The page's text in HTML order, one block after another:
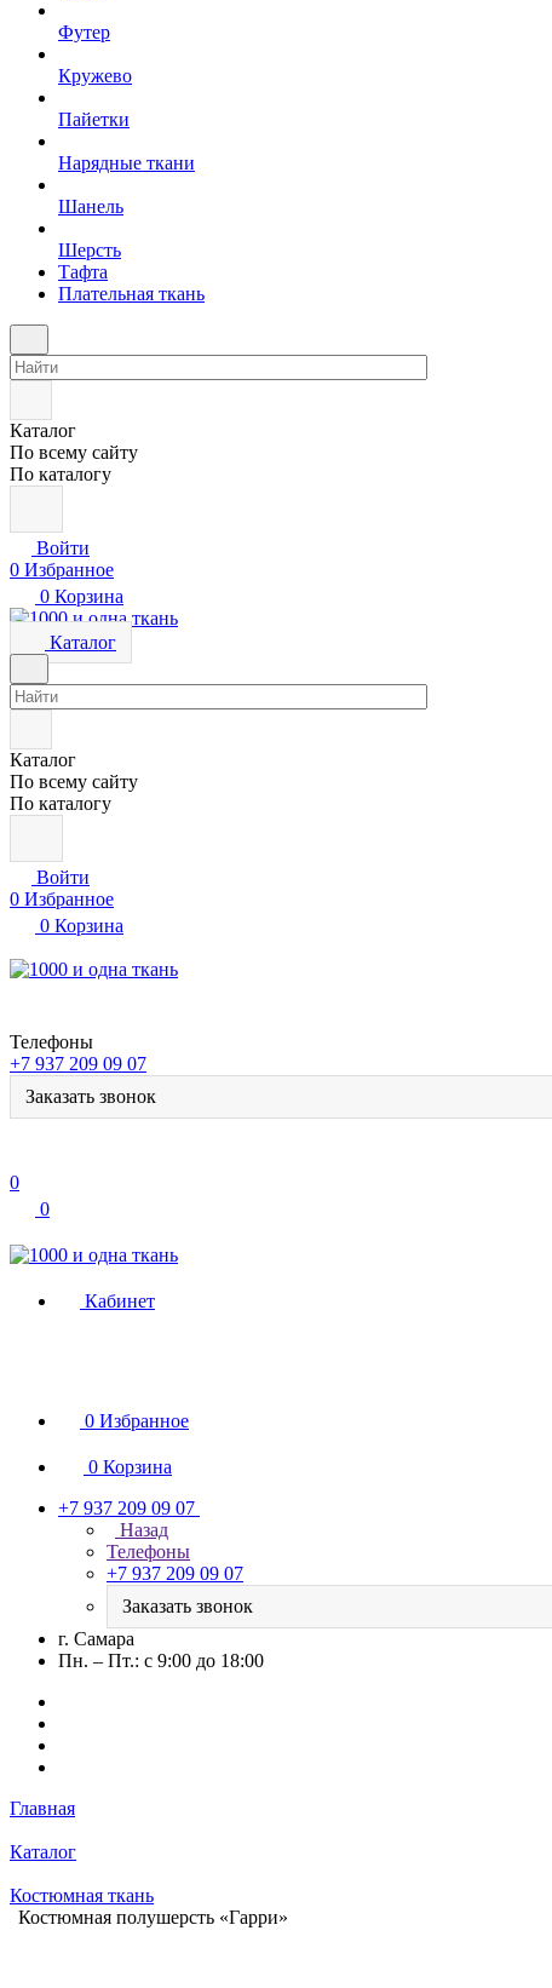
Футер
Кружево
Пайетки
Нарядные ткани
Шанель
Шерсть
Тафта
Плательная ткань
Каталог
По всему сайту
По каталогу
Войти
0 Избранное
0 Корзина
Каталог
Каталог
По всему сайту
По каталогу
Войти
0 Избранное
0 Корзина
Телефоны
+7 937 209 09 07
Заказать звонок
0
0
Кабинет
0 Избранное
0 Корзина
+7 937 209 09 07
Назад
Телефоны
+7 937 209 09 07
Заказать звонок
г. Самара
Пн. – Пт.: с 9:00 до 18:00
Главная
Каталог
Костюмная ткань
Костюмная полушерсть «Гарри»